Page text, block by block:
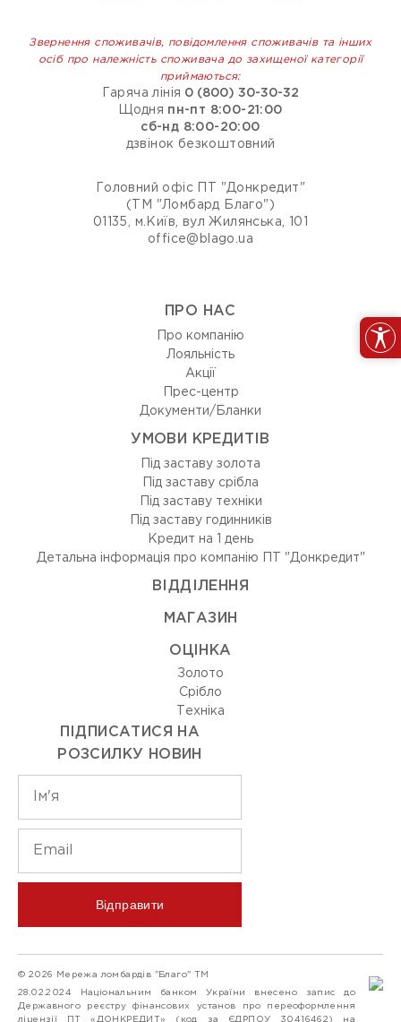
Звернення споживачів, повідомлення споживачів та інших
осіб про належність споживача до захищеної категорії
приймаються:
Гаряча лінія 0 (800) 30-30-32
Щодня пн-пт 8:00-21:00
сб-нд 8:00-20:00
дзвінок безкоштовний
Головний офіс ПТ "Донкредит"
(ТМ "Ломбард Благо")
01135, м.Київ, вул Жилянська, 101
office@blago.ua
ПРО НАС
Про компанію
Лояльність
Акції
Прес-центр
Документи/Бланки
УМОВИ КРЕДИТІВ
Під заставу золота
Під заставу срібла
Під заставу техніки
Під заставу годинників
Кредит на 1 день
Детальна інформація про компанію ПТ "Донкредит"
ВIДДIЛЕННЯ
МАГАЗИН
ОЦIНКА
Золото
Срiбло
Технiка
ПІДПИСАТИСЯ НА
РОЗСИЛКУ НОВИН
Відправити
© 2026 Мережа ломбардів "Благо" ТМ
28.02.2024 Національним банком України внесено запис до
Державного реєстру фінансових установ про переоформлення
ліцензії ПТ «ДОНКРЕДИТ» (код за ЄДРПОУ 30416462) на